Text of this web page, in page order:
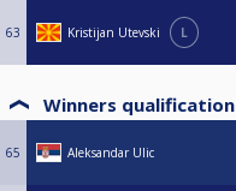
63 Kristijan Utevski L
Winners qualification
65 Aleksandar Ulic